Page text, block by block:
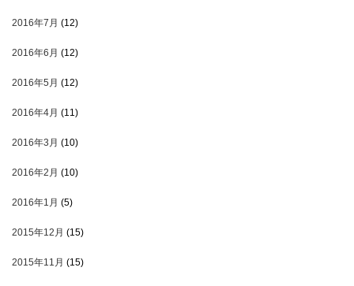
2016年7月 (12)
2016年6月 (12)
2016年5月 (12)
2016年4月 (11)
2016年3月 (10)
2016年2月 (10)
2016年1月 (5)
2015年12月 (15)
2015年11月 (15)